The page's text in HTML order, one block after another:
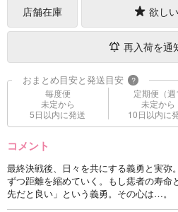
店舗在庫 欲し
再入荷を通
おまとめ目安と発送目安 ?
毎度便
未定から
5日以内に発送
定期便（週
未定から
10日以内に
コメント
最終決戦後、日々を共にする義勇と実弥
ずつ距離を縮めていく。もし痣者の寿命
先だと良い」という義勇。その心は…。